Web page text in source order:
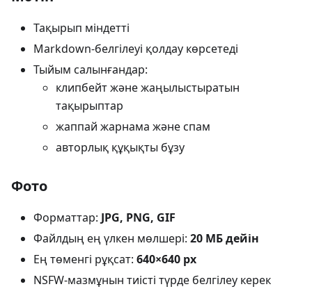
Тақырып міндетті
Markdown-белгілеуі қолдау көрсетеді
Тыйым салынғандар:
клипбейт және жаңылыстыратын
тақырыптар
жаппай жарнама және спам
авторлық құқықты бұзу
Фото
Форматтар: JPG, PNG, GIF
Файлдың ең үлкен мөлшері: 20 МБ дейін
Ең төменгі рұқсат: 640×640 px
NSFW-мазмұнын тиісті түрде белгілеу керек